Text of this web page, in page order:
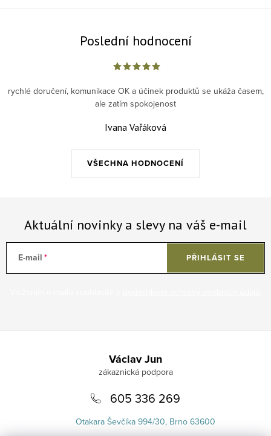
Poslední hodnocení
VŠECHNA HODNOCENÍ
rychlé doručení, komunikace OK a účinek produktů se ukáža časem,
ale zatím spokojenost
Ivana Vařáková
Aktuální novinky a slevy na váš e-mail
E-mail PŘIHLÁSIT SE
Václav Jun
605 336 269
Otakara Ševčíka 994/30, Brno 63600